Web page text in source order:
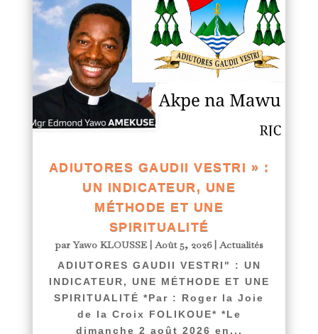
ADIUTORES GAUDII VESTRI » :
UN INDICATEUR, UNE
MÉTHODE ET UNE
SPIRITUALITÉ
parYawo KLOUSSE|Août 5, 2026|Actualités
ADIUTORES GAUDII VESTRI" : UN
INDICATEUR, UNE MÉTHODE ET UNE
SPIRITUALITÉ *Par : Roger la Joie
de la Croix FOLIKOUE* *Le
dimanche 2 août 2026 en...